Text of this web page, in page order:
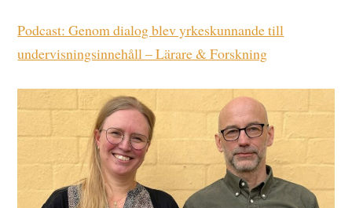
Podcast: Genom dialog blev yrkeskunnande till
undervisningsinnehåll – Lärare & Forskning